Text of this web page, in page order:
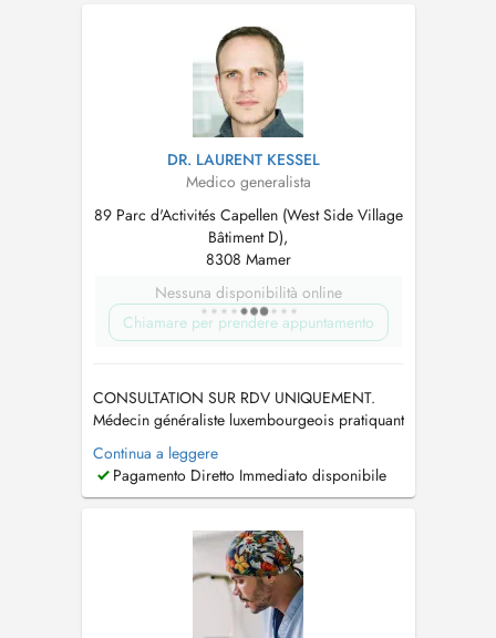
DR. LAURENT KESSEL
Medico generalista
89 Parc d'Activités Capellen (West Side Village
Bâtiment D),
8308 Mamer
Nessuna disponibilità online
Chiamare per prendere appuntamento
CONSULTATION SUR RDV UNIQUEMENT.
Médecin généraliste luxembourgeois pratiquant
au Centre Médical Capellen. Diplômé de la
Faculté de Médecine de Nancy (F). En cas
d'urgence, appelez le 28 37 39 si vous ne
convienne. Tout rendez-vous non honoré ou
Continua a leggere
Pagamento Diretto Immediato disponibile